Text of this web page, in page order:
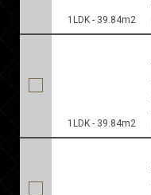
1LDK - 39.84m2
1LDK - 39.84m2